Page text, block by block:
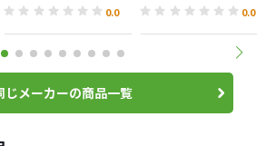
0.0 0.0
じメーカーの商品一覧